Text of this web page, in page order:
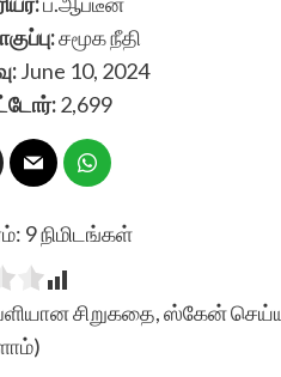
சமூக நீதி
June 10, 2024
2,699
9நிமிடங்கள்
சிறுகதை, ஸ்கேன்